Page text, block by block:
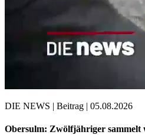
DIE NEWS | Beitrag | 05.08.2026
Obersulm: Zwölfjähriger